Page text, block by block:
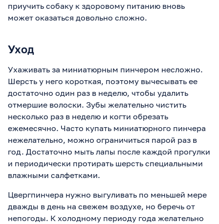
приучить собаку к здоровому питанию вновь
может оказаться довольно сложно.
Уход
Ухаживать за миниатюрным пинчером несложно.
Шерсть у него короткая, поэтому вычесывать ее
достаточно один раз в неделю, чтобы удалить
отмершие волоски. Зубы желательно чистить
несколько раз в неделю и когти обрезать
ежемесячно. Часто купать миниатюрного пинчера
нежелательно, можно ограничиться парой раз в
год. Достаточно мыть лапы после каждой прогулки
и периодически протирать шерсть специальными
влажными салфетками.
Цвергпинчера нужно выгуливать по меньшей мере
дважды в день на свежем воздухе, но беречь от
непогоды. К холодному периоду года желательно